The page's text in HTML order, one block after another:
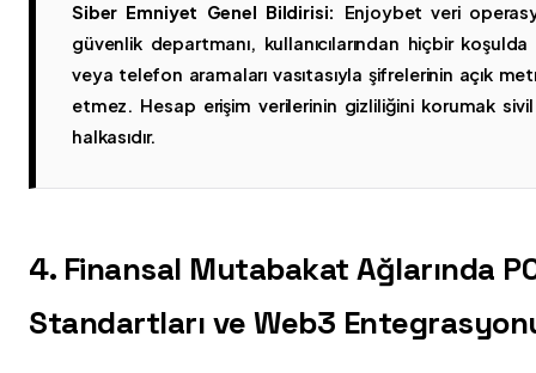
Siber Emniyet Genel Bildirisi:
Enjoybet veri
güvenlik departmanı, kullanıcılarından hiçbir
veya telefon aramaları vasıtasıyla şifrelerinin açık
etmez. Hesap erişim verilerinin gizliliğini korumak
halkasıdır.
4. Finansal Mutabakat Ağlarında
Standartları ve Web3